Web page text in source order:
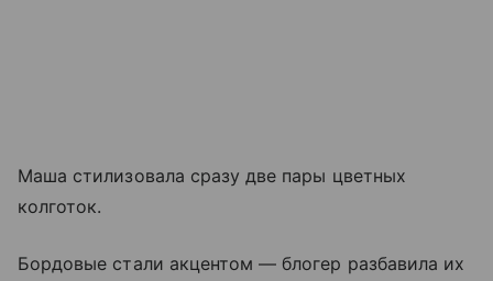
Маша стилизовала сразу две пары цветных
колготок.
Бордовые стали акцентом — блогер разбавила их